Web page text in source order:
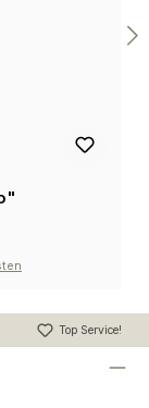
Top Service!